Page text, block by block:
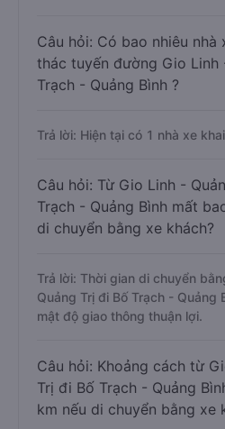
Câu hỏi: Có bao nhiêu nhà
thác tuyến đường Gio Linh
Trạch - Quảng Bình ?
Trả lời: Hiện tại có 1 nhà xe
Câu hỏi: Từ Gio Linh -
Trạch - Quảng Bình mất
di chuyển bằng xe khách?
Trả lời: Thời gian di chuyển
Quảng Trị đi Bố Trạch - Quảng
mật độ giao thông thuận lợi.
Câu hỏi: Khoảng cách từ
Trị đi Bố Trạch - Quảng
km nếu di chuyển bằng xe